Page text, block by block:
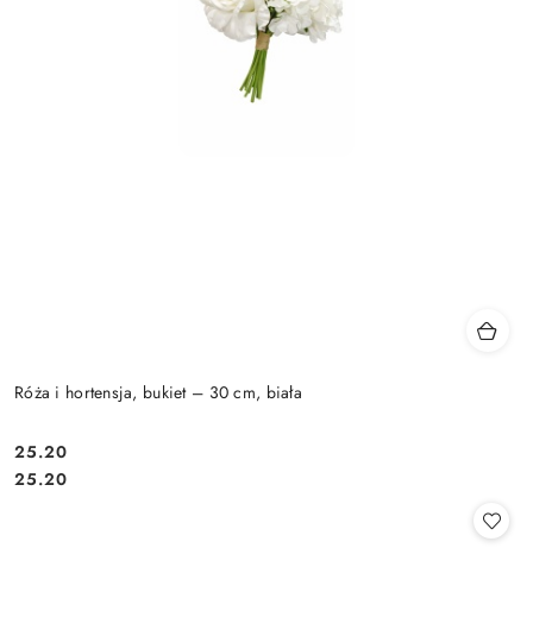
Róża i hortensja, bukiet – 30 cm, biała
Cena:
25.20
Cena:
25.20